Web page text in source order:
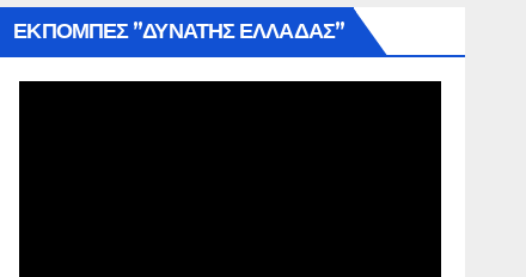
ΕΚΠΟΜΠΕΣ ”ΔΥΝΑΤΗΣ ΕΛΛΑΔΑΣ”